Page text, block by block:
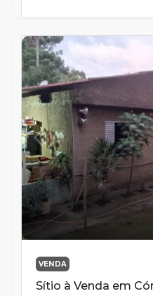
VENDA
Sítio à Venda em